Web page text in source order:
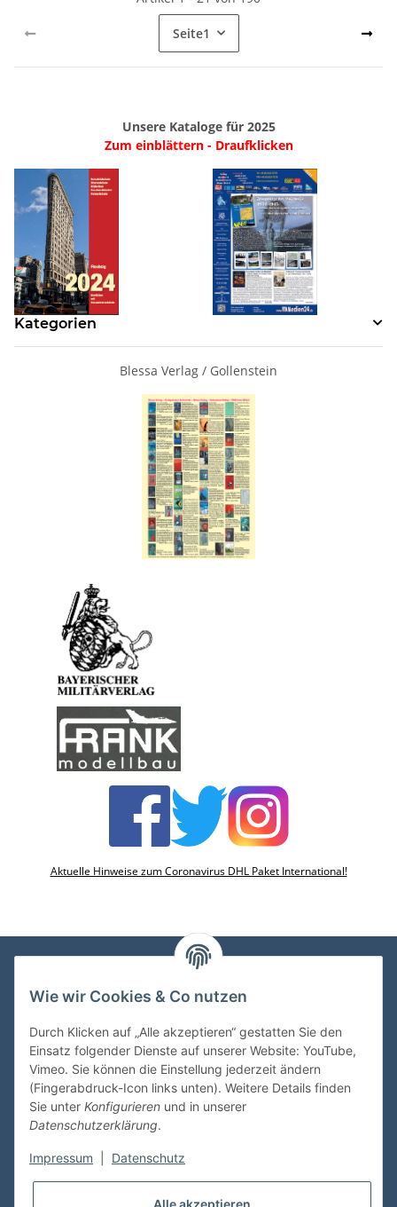
Seite1
Unsere Kataloge für 2025
Zum einblättern - Draufklicken
Kategorien
Blessa Verlag / Gollenstein
Aktuelle Hinweise zum Coronavirus DHL Paket International!
VDMedien24.de
Kasernenstraße 6-10
66482 Zweibrücken
Tel. 06332 72710
eMail: heinz.nickel@vdmedien.de
Wie wir Cookies & Co nutzen
Durch Klicken auf „Alle akzeptieren“ gestatten Sie den
Einsatz folgender Dienste auf unserer Website: YouTube,
Vimeo. Sie können die Einstellung jederzeit ändern
(Fingerabdruck-Icon links unten). Weitere Details finden
Sie unter Konfigurieren und in unserer
Datenschutzerklärung.
Impressum Datenschutz
Alle akzeptieren